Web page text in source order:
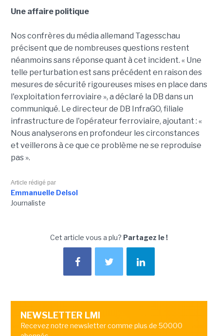
Une affaire politique
Nos confrères du média allemand Tagesschau
précisent que de nombreuses questions restent
néanmoins sans réponse quant à cet incident. « Une
telle perturbation est sans précédent en raison des
mesures de sécurité rigoureuses mises en place dans
l'exploitation ferroviaire », a déclaré la DB dans un
communiqué. Le directeur de DB InfraGO, filiale
infrastructure de l'opérateur ferroviaire, ajoutant : «
Nous analyserons en profondeur les circonstances
et veillerons à ce que ce problème ne se reproduise
pas ».
Article rédigé par
Emmanuelle Delsol
Journaliste
Cet article vous a plu? Partagez le !
NEWSLETTER LMI
Recevez notre newsletter comme plus de 50000